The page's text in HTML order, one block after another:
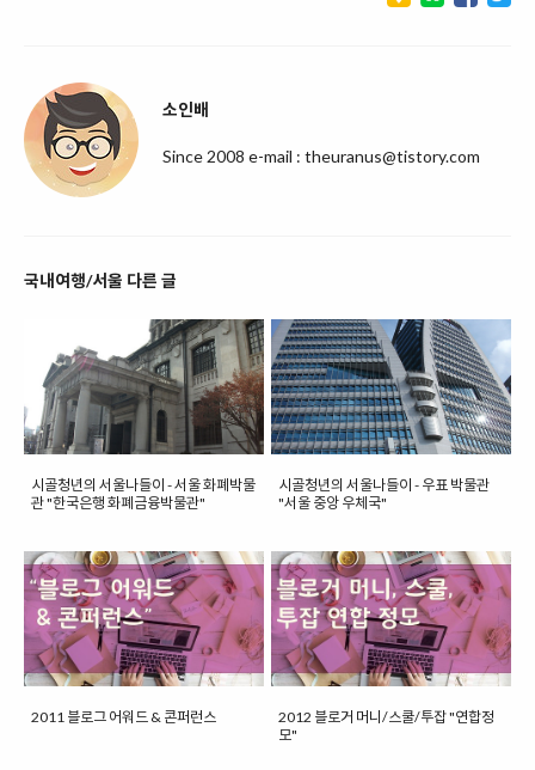
소인배
Since 2008 e-mail : theuranus@tistory.com
국내여행/서울 다른 글
시골청년의 서울나들이 - 서울 화폐박물
관 "한국은행 화폐금융박물관"
시골청년의 서울나들이 - 우표 박물관
"서울 중앙 우체국"
2011 블로그 어워드 & 콘퍼런스
2012 블로거 머니/스쿨/투잡 "연합정
모"